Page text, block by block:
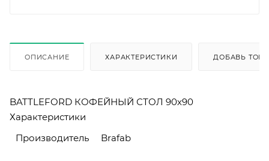
ОПИСАНИЕ ХАРАКТЕРИСТИКИ ДОБАВЬ
BATTLEFORD КОФЕЙНЫЙ СТОЛ 90х90
Характеристики
Производитель
Brafab